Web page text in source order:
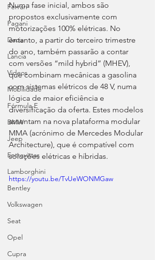
Ferrari
Pagani
Dacia
Lancia
Videos
Mobilidade
Fórmula E
BMW
Jeep
Entrevistas
Lamborghini
Bentley
Volkswagen
Seat
Opel
Cupra
Numa fase inicial, ambos são
propostos exclusivamente com
motorizações 100% elétricas. No
entanto, a partir do terceiro trimestre
do ano, também passarão a contar
com versões “mild hybrid” (MHEV),
que combinam mecânicas a gasolina
com sistemas elétricos de 48 V, numa
lógica de maior eficiência e
diversificação da oferta. Estes modelos
assentam na nova plataforma modular
MMA (acrónimo de Mercedes Modular
Architecture), que é compatível com
soluções elétricas e híbridas.
https://youtu.be/TvUeWONMGaw